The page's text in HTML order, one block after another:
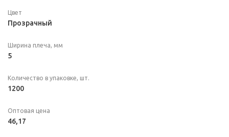
Цвет
Прозрачный
Ширина плеча, мм
5
Количество в упаковке, шт.
1200
Оптовая цена
46,17